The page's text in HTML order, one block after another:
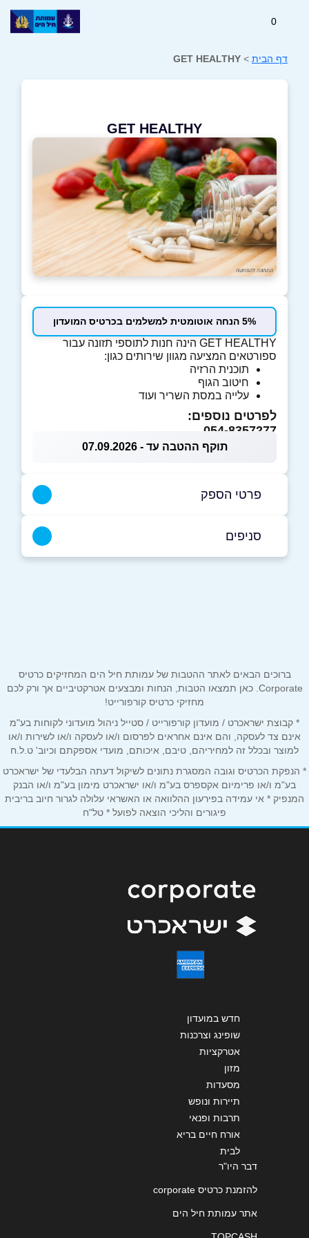
0
דף הבית >
GET HEALTHY
GET HEALTHY
5% הנחה אוטומטית למשלמים בכרטיס המועדון
GET HEALTHY הינה חנות לתוספי תזונה עבור
ספורטאים המציעה מגוון שירותים כגון:
תוכנית הרזיה
חיטוב הגוף
עלייה במסת השריר ועוד
לפרטים נוספים:
054-8357277
תוקף ההטבה עד - 07.09.2026
פרטי הספק
אימייל*
נושא*
אנא חזרו אלי בקשר ל...
הודעה*
שליחה
סניפים
ברוכים הבאים לאתר ההטבות של עמותת חיל הים המחזיקים כרטיס
Corporate. כאן תמצאו הטבות, הנחות ומבצעים אטרקטיביים אך ורק לכם
מחזיקי כרטיס קורפורייט!
* קבוצת ישראכרט / מועדון קורפורייט / סטייל ניהול מועדוני לקוחות בע"מ
אינם צד לעסקה, והם אינם אחראים לפרסום ו/או לעסקה ו/או לשירות ו/או
למוצר ובכלל זה למחיריהם, טיבם, איכותם, מועדי אספקתם וכיוב' ט.ל.ח
* הנפקת הכרטיס וגובה המסגרת נתונים לשיקול דעתה הבלעדי של ישראכרט
בע"מ ו/או פרימיום אקספרס בע"מ ו/או ישראכרט מימון בע"מ ו/או הבנק
המנפיק * אי עמידה בפירעון ההלוואה או האשראי עלולה לגרור חיוב בריבית
פיגורים והליכי הוצאה לפועל * טל"ח
חדש במועדון
שופינג וצרכנות
אטרקציות
מזון
מסעדות
תיירות ונופש
תרבות ופנאי
אורח חיים בריא
לבית
דבר היו"ר
להזמנת כרטיס corporate
אתר עמותת חיל הים